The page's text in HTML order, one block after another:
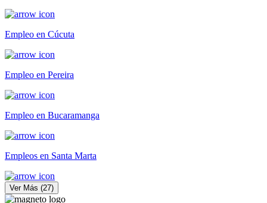
Empleo en Cúcuta
Empleo en Pereira
Empleo en Bucaramanga
Empleos en Santa Marta
Ver Más (27)